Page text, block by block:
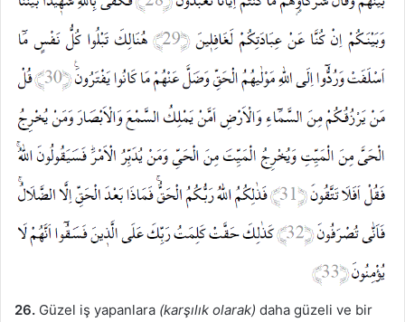
26. Güzel iş yapanlara (karşılık olarak) daha güzeli ve bir